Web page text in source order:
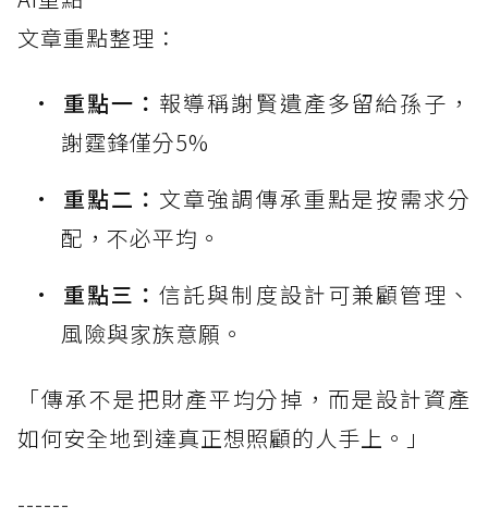
文章重點整理：
重點一： 報導稱謝賢遺產多留給孫子，
謝霆鋒僅分5%
重點二： 文章強調傳承重點是按需求分
配，不必平均。
重點三：信託與制度設計可兼顧管理、
風險與家族意願。
「傳承不是把財產平均分掉，而是設計資產
如何安全地到達真正想照顧的人手上。」
------